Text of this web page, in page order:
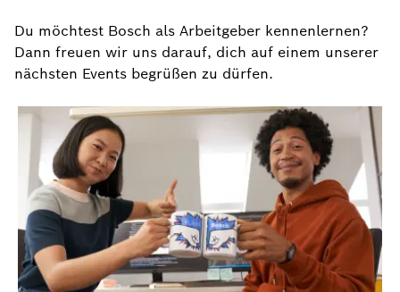
Du möchtest Bosch als Arbeitgeber kennenlernen?
Dann freuen wir uns darauf, dich auf einem unserer
nächsten Events begrüßen zu dürfen.